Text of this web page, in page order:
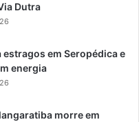
Dutra
estragos em Seropédica e
energia
morre em